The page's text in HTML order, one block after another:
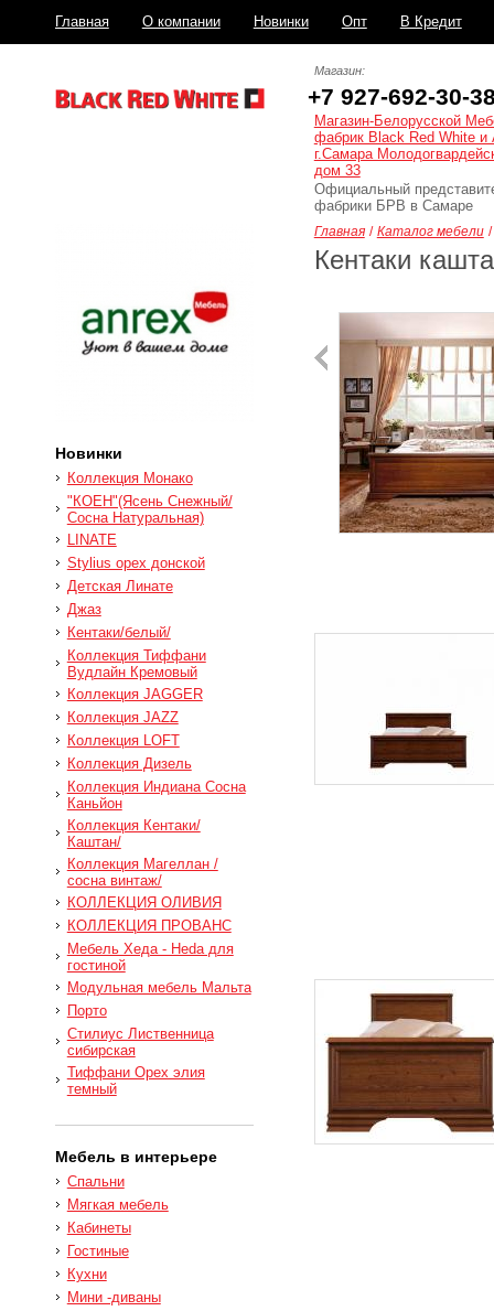
Главная О компании Новинки Опт В Кредит
Магазин:
+7 927-692-30-
Магазин-Белорусской
фабрик Black Red White и
г.Самара
дом 33
Официальный
фабрики БРВ в Самаре
Новинки
Коллекция Монако
"КОЕН"(Ясень Снежный/
Сосна Натуральная)
LINATE
Stylius орех донской
Детская Линате
Джаз
Кентаки/белый/
Коллекция Тиффани
Вудлайн Кремовый
Коллекция JAGGER
Коллекция JAZZ
Коллекция LOFT
Коллекция Дизель
Коллекция Индиана Сосна
Каньйон
Коллекция Кентаки/
Каштан/
Коллекция Магеллан /
сосна винтаж/
КОЛЛЕКЦИЯ ОЛИВИЯ
КОЛЛЕКЦИЯ ПРОВАНС
Мебель Хеда - Heda для
гостиной
Модульная мебель Мальта
Порто
Стилиус Лиственница
сибирская
Тиффани Орех элия
темный
Мебель в интерьере
Спальни
Мягкая мебель
Кабинеты
Гостиные
Кухни
Мини -диваны
Главная / Каталог мебели /
Кентаки